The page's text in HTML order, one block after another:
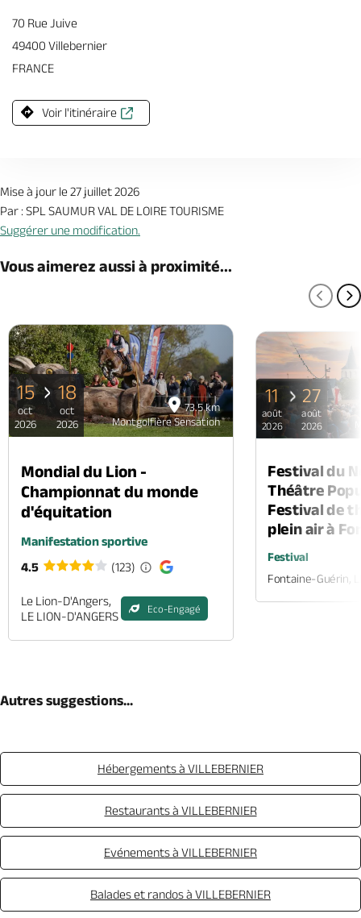
70 Rue Juive
49400 Villebernier
FRANCE
Voir l'itinéraire
Mise à jour le 27 juillet 2026
Par : SPL SAUMUR VAL DE LOIRE TOURISME
Suggérer une modification.
Vous aimerez aussi à proximité...
73.5 km
Montgolfière Sensation
15
oct
2026
18
oct
2026
Mondial du Lion -
Championnat du monde
d'équitation
Manifestation sportive
4.5
(123)
Le Lion-D'Angers,
LE LION-D'ANGERS
Eco-Engagé
11
août
2026
27
août
2026
Festival du
Théâtre
Festival de
plein air à
Festival
Fontaine-Guérin,
Autres suggestions...
Hébergements à VILLEBERNIER
Restaurants à VILLEBERNIER
Evénements à VILLEBERNIER
Balades et randos à VILLEBERNIER